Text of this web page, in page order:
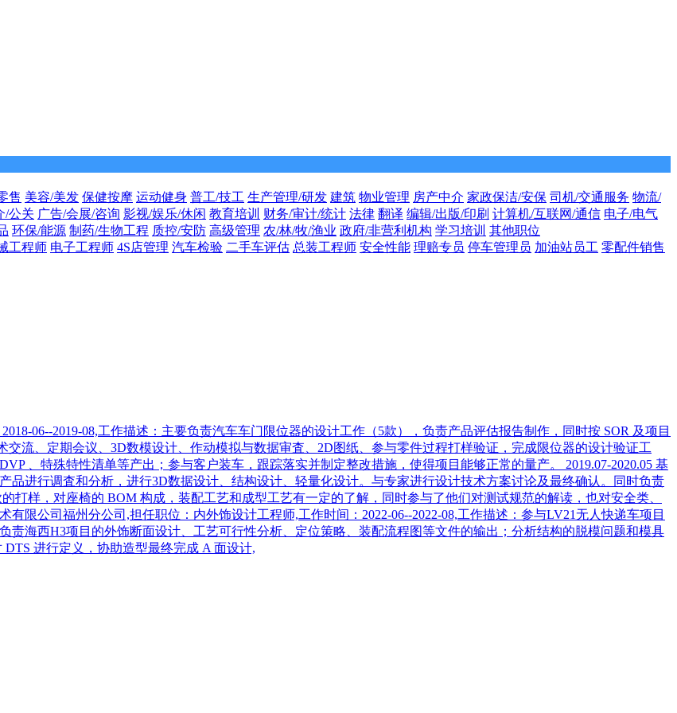
售 美容/美发 保健按摩 运动健身 普工/技工 生产管理/研发 建筑 物业管理 房产中介 家政保洁/安保 司机/交通服务 物流/
/公关 广告/会展/咨询 影视/娱乐/休闲 教育培训 财务/审计/统计 法律 翻译 编辑/出版/印刷 计算机/互联网/通信 电子/电气
环保/能源 制药/生物工程 质控/安防 高级管理 农/林/牧/渔业 政府/非营利机构 学习培训 其他职位
工程师 电子工程师 4S店管理 汽车检验 二手车评估 总装工程师 安全性能 理赔专员 停车管理员 加油站员工 零配件销售
06--2019-08,工作描述：主要负责汽车车门限位器的设计工作（5款），负责产品评估报告制作，同时按 SOR 及项目
流、定期会议、3D数模设计、作动模拟与数据审査、2D图纸、参与零件过程打样验证，完成限位器的设计验证工
、特殊特性清单等产出；参与客户装车，跟踪落实并制定整改措施，使得项目能够正常的量产。 2019.07-2020.05 基
品进行调査和分析，进行3D数据设计、结构设计、轻量化设计。与专家进行设计技术方案讨论及最终确认。同时负责
打样，对座椅的 BOM 构成，装配工艺和成型工艺有一定的了解，同时参与了他们对测试规范的解读，也对安全类、
限公司福州分公司,担任职位：内外饰设计工程师,工作时间：2022-06--2022-08,工作描述：参与LV21无人快递车项目
责海西H3项目的外饰断面设计、工艺可行性分析、定位策略、装配流程图等文件的输出；分析结构的脱模问题和模具
进行定义，协助造型最终完成 A 面设计,